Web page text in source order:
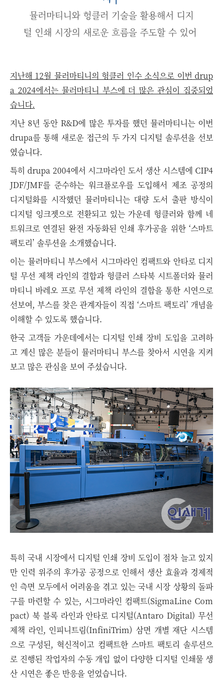
뮬러마티니와 헝클러 기술을 활용해서 디지
털 인쇄 시장의 새로운 흐름을 주도할 수 있어
지난해 12월 뮬러마티니의 헝클러 인수 소식으로 이번 drup
a 2024에서는 뮬러마티니 부스에 더 많은 관심이 집중되었
습니다.
지난 8년 동안 R&D에 많은 투자를 했던 뮬러마티니는 이번
drupa를 통해 새로운 접근의 두 가지 디지털 솔루션을 선보
였습니다.
특히 drupa 2004에서 시그마라인 도서 생산 시스템에 CIP4
JDF/JMF를 준수하는 워크플로우를 도입해서 제조 공정의
디지털화를 시작했던 뮬러마티니는 대량 도서 출판 방식이
디지털 잉크젯으로 전환되고 있는 가운데 헝클러와 함께 네
트워크로 연결된 완전 자동화된 인쇄 후가공을 위한 ‘스마트
팩토리’ 솔루션을 소개했습니다.
이는 뮬러마티니 부스에서 시그마라인 컴팩트와 안타로 디지
털 무선 제책 라인의 결합과 헝클러 스타북 시트폴더와 뮬러
마티니 바레오 프로 무선 제책 라인의 결합을 통한 시연으로
선보여, 부스를 찾은 관계자들이 직접 ‘스마트 팩토리’ 개념을
이해할 수 있도록 했습니다.
한국 고객들 가운데에서는 디지털 인쇄 장비 도입을 고려하
고 계신 많은 분들이 뮬러마티니 부스를 찾아서 시연을 지켜
보고 많은 관심을 보여 주셨습니다.
특히 국내 시장에서 디지털 인쇄 장비 도입이 점차 늘고 있지
만 인력 위주의 후가공 공정으로 인해서 생산 효율과 경제적
인 측면 모두에서 어려움을 겪고 있는 국내 시장 상황의 돌파
구를 마련할 수 있는, 시그마라인 컴팩트(SigmaLine Com
pact) 북 블록 라인과 안타로 디지털(Antaro Digital) 무선
제책 라인, 인피니트림(InfiniTrim) 삼면 개별 재단 시스템
으로 구성된, 혁신적이고 컴팩트한 스마트 팩토리 솔루션으
로 진행된 작업자의 수동 개입 없이 다양한 디지털 인쇄물 생
산 시연은 좋은 반응을 얻었습니다.